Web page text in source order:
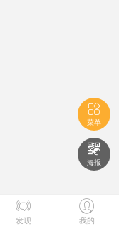

菜单

海报

发现

我的